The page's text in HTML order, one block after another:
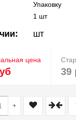
Упаковку
1 шт
шт
цена
39
+